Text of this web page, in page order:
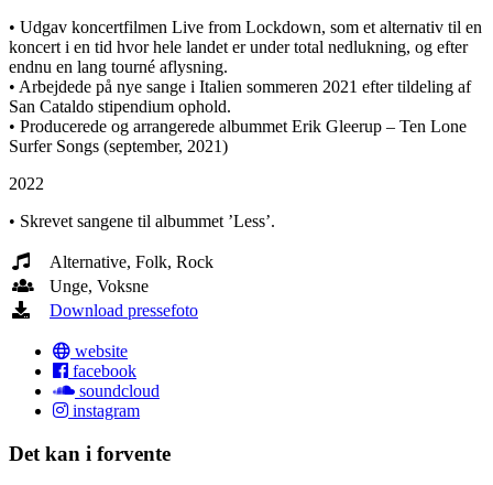
• Udgav koncertfilmen Live from Lockdown, som et alternativ til en
koncert i en tid hvor hele landet er under total nedlukning, og efter
endnu en lang tourné aflysning.
• Arbejdede på nye sange i Italien sommeren 2021 efter tildeling af
San Cataldo stipendium ophold.
• Producerede og arrangerede albummet Erik Gleerup – Ten Lone
Surfer Songs (september, 2021)
2022
• Skrevet sangene til albummet ’Less’.
Alternative, Folk, Rock
Unge, Voksne
Download pressefoto
website
facebook
soundcloud
instagram
Det kan i forvente